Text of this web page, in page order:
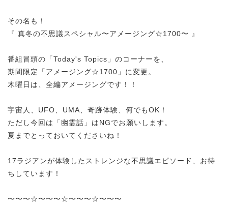
その名も！
『 真冬の不思議スペシャル〜アメージング☆1700〜 』
番組冒頭の「Today's Topics」のコーナーを、
期間限定
「アメージング☆1700」に変更。
木曜日は、全編アメージングです！！
宇宙人、UFO、UMA、奇跡体験、何でもOK！
ただし今回は「幽霊話」はNGでお願いします。
夏までとっておいてくださいね！
17ラジアンが体験したストレンジな不思議エピソード、お待
ちしています！
〜〜〜☆〜〜〜☆〜〜〜☆〜〜〜